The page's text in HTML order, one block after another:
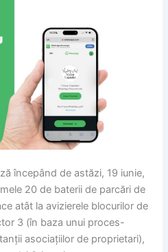
începând de astăzi, 19 iunie,
20 de baterii de parcări de
atât la avizierele blocurilor de
3 (în baza unui proces-
asociațiilor de proprietari),